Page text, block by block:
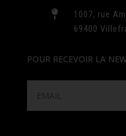

1007, rue
69400
POUR RECEVOIR LA